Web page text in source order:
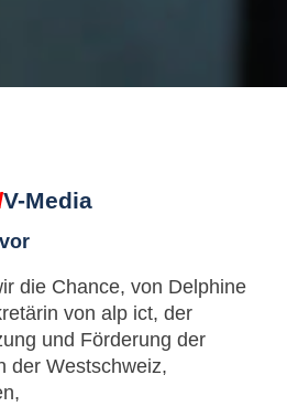
V-Media
die Chance, von Delphine
von alp ict, der
und Förderung der
der Westschweiz,